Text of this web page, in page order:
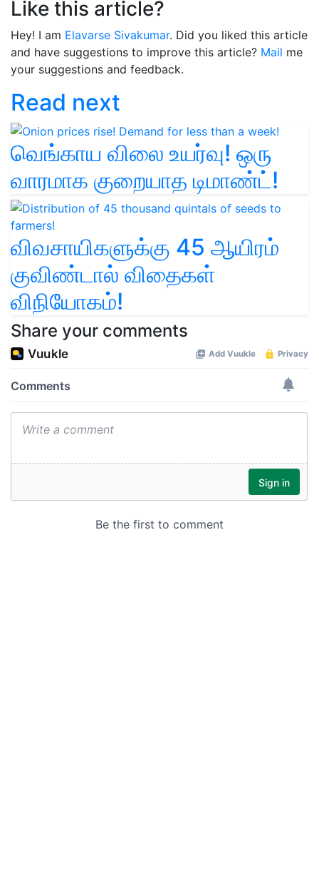
Like this article?
Hey! I am Elavarse Sivakumar. Did you liked this article
and have suggestions to improve this article? Mail me
your suggestions and feedback.
Read next
வெங்காய விலை உயர்வு! ஒரு
வாரமாக குறையாத டிமாண்ட்!
விவசாயிகளுக்கு 45 ஆயிரம்
குவிண்டால் விதைகள்
விநியோகம்!
Share your comments